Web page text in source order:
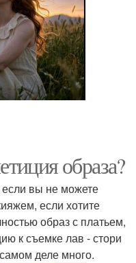
образа?
вы не можете
если хотите
образ с платьем,
к съемке лав - стори
деле много.